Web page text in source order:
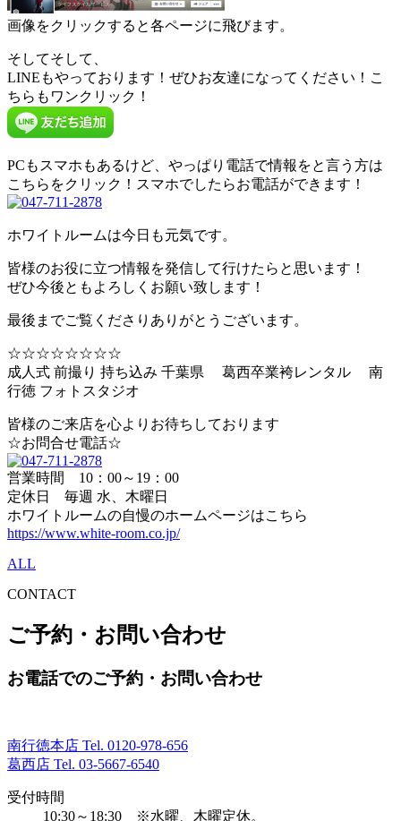
画像をクリックすると各ページに飛びます。
そしてそして、
LINEもやっております！ぜひお友達になってください！こ
ちらもワンクリック！
PCもスマホもあるけど、やっぱり電話で情報をと言う方は
こちらをクリック！スマホでしたらお電話ができます！
ホワイトルームは今日も元気です。
皆様のお役に立つ情報を発信して行けたらと思います！
ぜひ今後ともよろしくお願い致します！
最後までご覧くださりありがとうございます。
☆☆☆☆☆☆☆☆
成人式 前撮り 持ち込み 千葉県 葛西卒業袴レンタル 南
行徳 フォトスタジオ
皆様のご来店を心よりお待ちしております
☆お問合せ電話☆
営業時間 10：00～19：00
定休日 毎週 水、木曜日
ホワイトルームの自慢のホームページはこちら
https://www.white-room.co.jp/
ALL
CONTACT
ご予約・お問い合わせ
お電話でのご予約・お問い合わせ
南行徳本店 Tel. 0120-978-656
葛西店 Tel. 03-5667-6540
受付時間
10:30～18:30 ※水曜、木曜定休。